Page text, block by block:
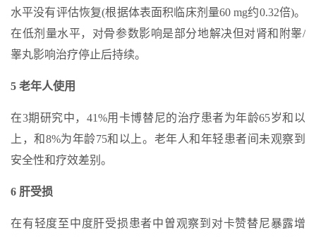
水平没有评估恢复(根据体表面积临床剂量60 mg约0.32倍)。
在低剂量水平，对骨参数影响是部分地解决但对肾和附睾/
睾丸影响治疗停止后持续。
5 老年人使用
在3期研究中，41%用卡博替尼的治疗患者为年龄65岁和以
上，和8%为年龄75和以上。老年人和年轻患者间未观察到
安全性和疗效差别。
6 肝受损
在有轻度至中度肝受损患者中曽观察到对卡赞替尼暴露增